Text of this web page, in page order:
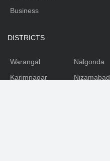
Business
DISTRICTS
Warangal
Karimnagar
Nalgonda
Nizamabad